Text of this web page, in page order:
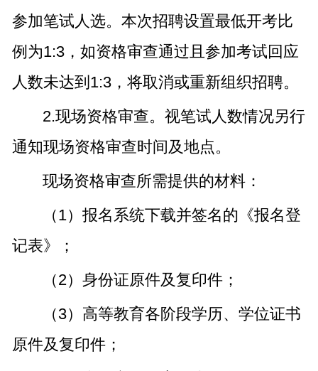
参加笔试人选。本次招聘设置最低开考比
例为1:3，如资格审查通过且参加考试回应
人数未达到1:3，将取消或重新组织招聘。
2.现场资格审查。视笔试人数情况另行
通知现场资格审查时间及地点。
现场资格审查所需提供的材料：
（1）报名系统下载并签名的《报名登
记表》；
（2）身份证原件及复印件；
（3）高等教育各阶段学历、学位证书
原件及复印件；